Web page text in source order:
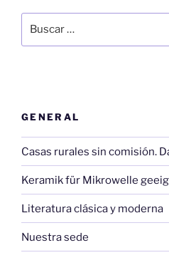
por:
GENERAL
Casas rurales sin comisión.
Keramik für Mikrowelle
Literatura clásica y moderna
Nuestra sede